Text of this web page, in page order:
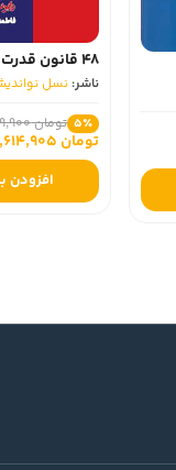
48 قانون قدرت
ناشر:نسل‏
5٪ تومان 1,699,900
تومان 1,614,905
افزودن